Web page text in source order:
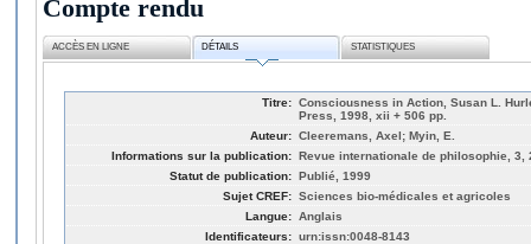
Compte rendu
ACCÈS EN LIGNE DÉTAILS STATISTIQUES
Titre: Consciousness in Action, Susan L.
Press, 1998, xii + 506 pp.
Auteur: Cleeremans, Axel; Myin, E.
Informations sur la publication: Revue internationale de philosophie, 3,
Statut de publication: Publié, 1999
Sujet CREF: Sciences bio-médicales et agricoles
Langue: Anglais
Identificateurs: urn:issn:0048-8143